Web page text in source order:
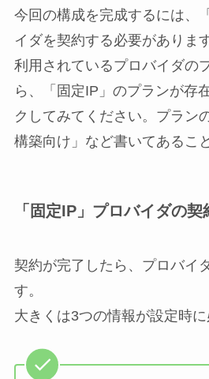
今回の構成を完成するには、
イダを契約する必要があります
利用されているプロバイダの
ら、「固定IP」のプランが存
クしてみてください。プラン
構築向け」など書いてあるこ
「固定IP」プロバイダの
契約が完了したら、プロバイ
す。
大きくは3つの情報が設定時に